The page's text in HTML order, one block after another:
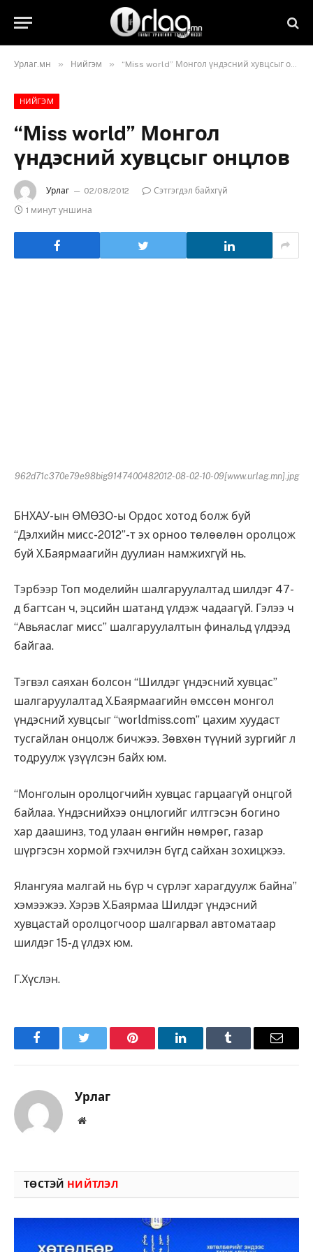
Урлаг.мн » Нийгэм » “Miss world” Монгол үндэсний хувцсыг онцлов
НИЙГЭМ
“Miss world” Монгол
үндэсний хувцсыг онцлов
Урлаг 02/08/2012
Сэтгэгдэл байхгүй
1 минут уншина
962d71c370e79e98big9147400482012-08-02-10-09[www.urlag.mn].jpg
БНХАУ-ын ӨМӨЗО-ы Ордос хотод болж буй
“Дэлхийн мисс-2012”-т эх орноо төлөөлөн оролцож
буй Х.Баярмаагийн дуулиан намжихгүй нь.
Тэрбээр Топ моделийн шалгаруулалтад шилдэг 47-
д багтсан ч, эцсийн шатанд үлдэж чадаагүй. Гэлээ ч
“Авьяаслаг мисс” шалгаруулалтын финальд үлдээд
байгаа.
Тэгвэл саяхан болсон “Шилдэг үндэсний хувцас”
шалгаруулалтад Х.Баярмаагийн өмссөн монгол
үндэсний хувцсыг “worldmiss.com” цахим хуудаст
тусгайлан онцолж бичжээ. Зөвхөн түүний зургийг л
тодруулж үзүүлсэн байх юм.
“Монголын оролцогчийн хувцас гарцаагүй онцгой
байлаа. Үндэснийхээ онцлогийг илтгэсэн богино
хар даашинз, тод улаан өнгийн нөмрөг, газар
шүргэсэн хормой гэхчилэн бүгд сайхан зохицжээ.
Ялангуяа малгай нь бүр ч сүрлэг харагдуулж байна”
хэмээжээ. Хэрэв Х.Баярмаа Шилдэг үндэсний
хувцастай оролцогчоор шалгарвал автоматаар
шилдэг 15-д үлдэх юм.
Г.Хүслэн.
FacebookTwitter Pinterest LinkedInTumblr Имэйл
Урлаг
Вэбсайт
ТӨСТЭЙ НИЙТЛЭЛ